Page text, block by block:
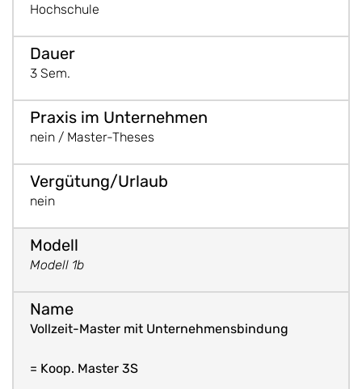
Hochschule
3 Sem.
nein / Master-Theses
nein
Modell 1b
Vollzeit-Master mit Unternehmensbindung
= Koop. Master 3S